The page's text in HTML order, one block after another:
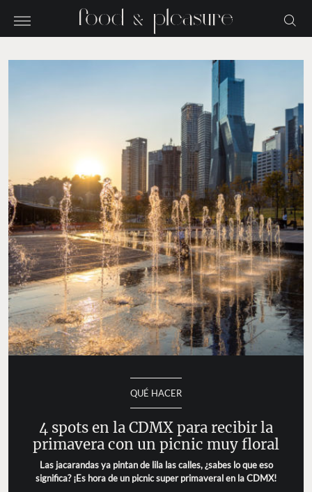
QUÉ HACER
4 spots en la CDMX para recibir la
primavera con un picnic muy floral
Las jacarandas ya pintan de lila las calles, ¿sabes lo que eso
significa? ¡Es hora de un picnic super primaveral en la CDMX!